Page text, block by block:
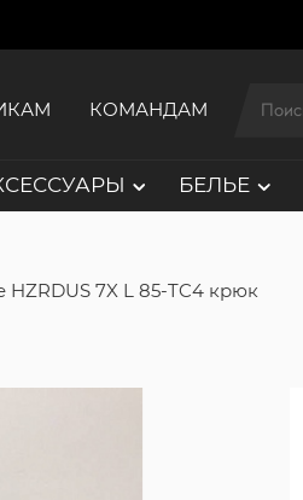
КОМАНДАМ
БЕЛЬЕ
HZRDUS 7X L 85-TC4 крюк